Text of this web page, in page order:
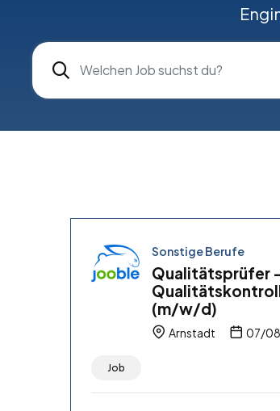
Sonstige Berufe
Qualitätsprüfer
(m/w/d)
Arnstadt 07/
Job